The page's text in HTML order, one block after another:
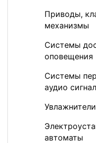
Приводы,
механизмы
Системы
оповещения
Системы
аудио
автоматы